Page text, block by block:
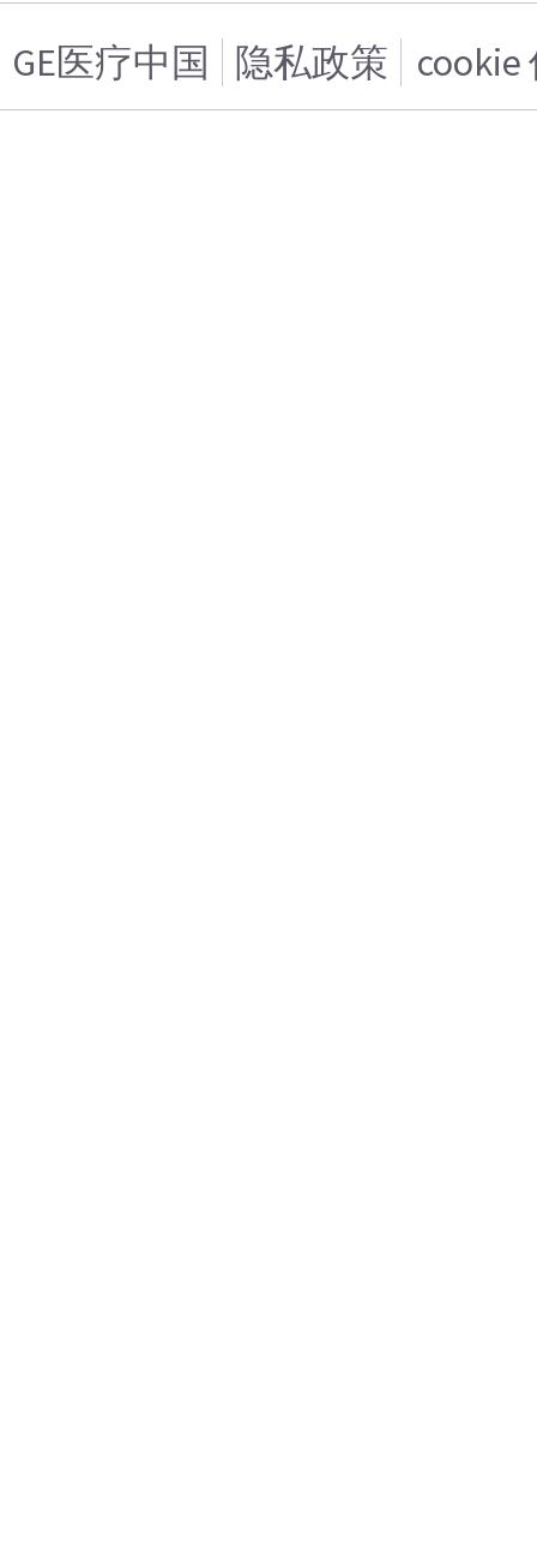
GE医疗中国 隐私政策 cookie